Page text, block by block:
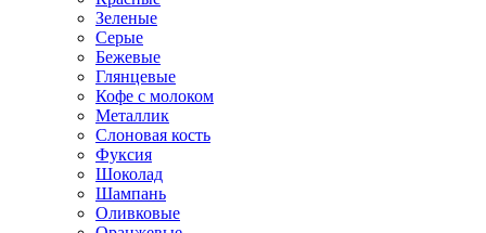
Зеленые
Серые
Бежевые
Глянцевые
Кофе с молоком
Металлик
Слоновая кость
Фуксия
Шоколад
Шампань
Оливковые